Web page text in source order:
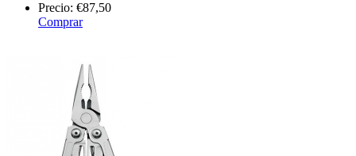
Precio: €87,50
Comprar